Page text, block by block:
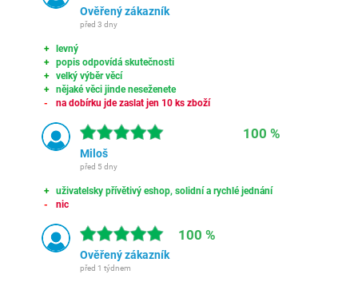
Ověřený zákazník
před 3 dny
levný
popis odpovídá skutečnosti
velký výběr věcí
nějaké věci jinde neseženete
na dobírku jde zaslat jen 10 ks zboží
100 %
Miloš
před 5 dny
uživatelsky přívětivý eshop, solidní a rychlé jednání
nic
100 %
Ověřený zákazník
před 1 týdnem